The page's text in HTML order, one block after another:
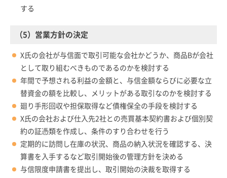
する
（5）営業方針の決定
X氏の会社が与信面で取引可能な会社かどうか、商品Bが会社
として取り組むべきものであるのかを検討する
年間で予想される利益の金額と、与信金額ならびに必要な立
替資金の額を比較し、メリットがある取引なのかを検討する
廻り手形回収や担保取得など債権保全の手段を検討する
X氏の会社および仕入先2社との売買基本契約書および個別契
約の証憑類を作成し、条件のすり合わせを行う
定期的に訪問し在庫の状況、商品の納入状況を確認する、決
算書を入手するなど取引開始後の管理方針を決める
与信限度申請書を提出し、取引開始の決裁を取得する